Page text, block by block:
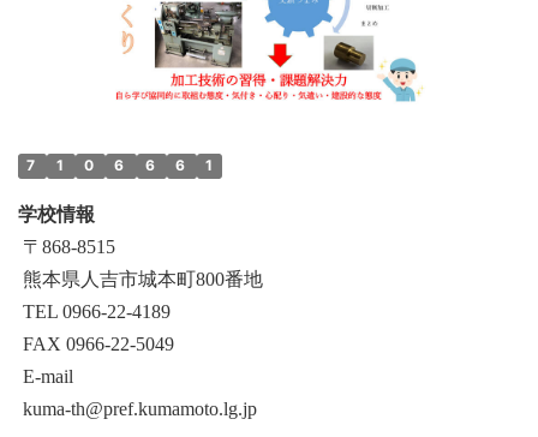
7 1 0 6 6 6 1
学校情報
〒868‐8515
熊本県人吉市城本町800番地
TEL 0966-22-4189
FAX 0966-22-5049
E-mail
kuma-th@pref.kumamoto.lg.jp